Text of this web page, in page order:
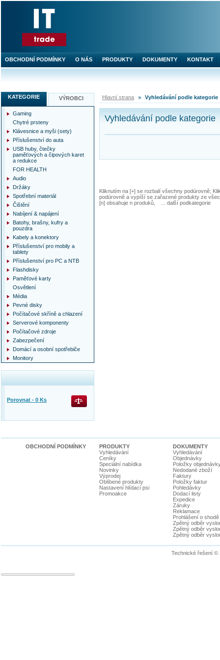
Hlavní strana Vyhledávání podle kategorie
Vyhledávání podle kategorie
Kliknutím na [+] se rozbalí všechny podúrovně;
podúrovně a vypíší se zařazené produkty ze
[n] obsahuje n produků, ... další podkategorie
KATEGORIE VÝROBCI
Gaming
Chytré prsteny
Klávesnice a myši (sety)
Příslušenství do auta
USB huby, čtečky
paměťových a čipových karet
a redukce
FOR HEALTH
Audio
Držáky
Spotřební materiál
Čištění
Nabíjení & napájení
Batohy, brašny, kufry a
pouzdra
Kabely a konektory
Příslušenství pro mobily a
tablety
Příslušenství pro PC a NTB
Flashdisky
Paměťové karty
Osvětlení
Média
Pevné disky
Počítačové skříně a chlazení
Serverové komponenty
Počítačové zdroje
Zabezpečení
Domácí a osobní spotřebiče
Monitory
Porovnat - 0 Ks
OBCHODNÍ PODMÍNKY O NÁS PRODUKTY DOKUMENTY KONTAKT
OBCHODNÍ PODMÍNKY
PRODUKTY
Vyhledávání
Ceníky
Speciální nabídka
Novinky
Výprodej
Oblíbené produkty
Nastavení hlídací psi
Promoakce
DOKUMENTY
Vyhledávání
Objednávky
Položky
Nedodané zboží
Faktury
Položky faktur
Pohledávky
Dodací listy
Expedice
Záruky
Reklamace
Prohlášení o shodě
Zpětný odběr
Zpětný odběr
Zpětný odběr
Technické řešení ©